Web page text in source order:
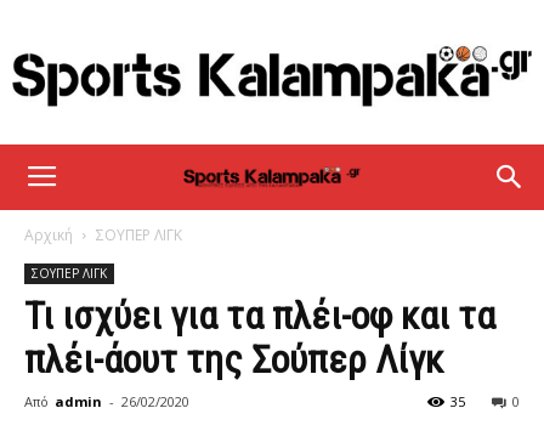
sportskalampaka
Αρχική ΣΟΥΠΕΡ ΛΙΓΚ
ΣΟΥΠΕΡ ΛΙΓΚ
Τι ισχύει για τα πλέι-οφ και τα
πλέι-άουτ της Σούπερ Λίγκ
Από admin - 26/02/2020 0
35